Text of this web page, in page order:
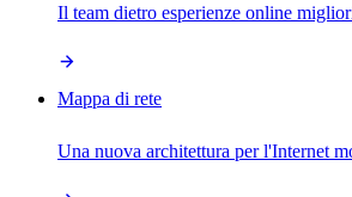
Il team dietro esperienze online
Mappa di rete
Una nuova architettura per l'Internet